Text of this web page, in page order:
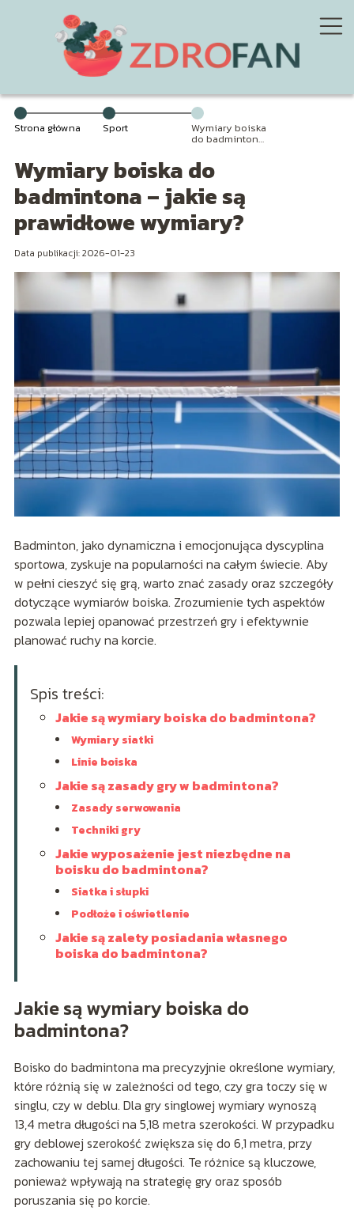
Strona główna Sport Wymiary boiska
do badmintona
prawidłowe
wymiary?
Wymiary boiska do
badmintona – jakie są
prawidłowe wymiary?
Data publikacji: 2026-01-23
Badminton, jako dynamiczna i emocjonująca dyscyplina
sportowa, zyskuje na popularności na całym świecie. Aby
w pełni cieszyć się grą, warto znać zasady oraz szczegóły
dotyczące wymiarów boiska. Zrozumienie tych aspektów
pozwala lepiej opanować przestrzeń gry i efektywnie
planować ruchy na korcie.
Spis treści:
Jakie są wymiary boiska do badmintona?
Wymiary siatki
Linie boiska
Jakie są zasady gry w badmintona?
Zasady serwowania
Techniki gry
Jakie wyposażenie jest niezbędne na
boisku do badmintona?
Siatka i słupki
Podłoże i oświetlenie
Jakie są zalety posiadania własnego
boiska do badmintona?
Jakie są wymiary boiska do
badmintona?
Boisko do badmintona ma precyzyjnie określone wymiary,
które różnią się w zależności od tego, czy gra toczy się w
singlu, czy w deblu. Dla gry singlowej wymiary wynoszą
13,4 metra długości na 5,18 metra szerokości. W przypadku
gry deblowej szerokość zwiększa się do 6,1 metra, przy
zachowaniu tej samej długości. Te różnice są kluczowe,
ponieważ wpływają na strategię gry oraz sposób
poruszania się po korcie.